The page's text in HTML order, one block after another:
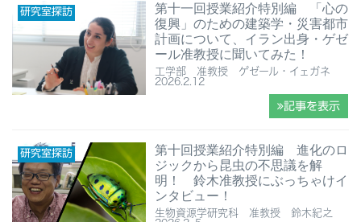
研究室探訪
第十一回授業紹介特別編 「心の
復興」のための建築学・災害都市
計画について、イラン出身・ゲゼ
ール准教授に聞いてみた！
工学部 准教授 ゲゼール・イェガネ
2026.2.12
記事を表示
研究室探訪
第十回授業紹介特別編 進化のロ
ジックから昆虫の不思議を解
明！ 鈴木准教授にぶっちゃけイ
ンタビュー！
生物資源学研究科 准教授 鈴木紀之